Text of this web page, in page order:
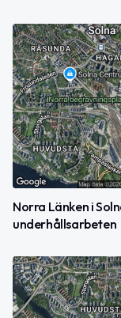
Norra Länken i
underhållsarbeten